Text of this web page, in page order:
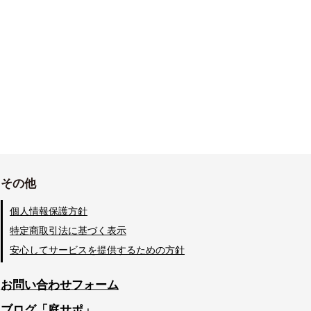
その他
個人情報保護方針
特定商取引法に基づく表示
安心してサービスを提供するための方針
お問い合わせフォーム